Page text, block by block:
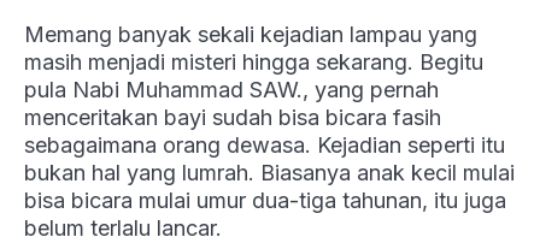
Memang banyak sekali kejadian lampau yang
masih menjadi misteri hingga sekarang. Begitu
pula Nabi Muhammad SAW., yang pernah
menceritakan bayi sudah bisa bicara fasih
sebagaimana orang dewasa. Kejadian seperti itu
bukan hal yang lumrah. Biasanya anak kecil mulai
bisa bicara mulai umur dua-tiga tahunan, itu juga
belum terlalu lancar.